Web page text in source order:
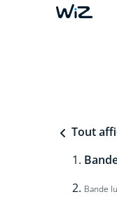
Tout
Bande